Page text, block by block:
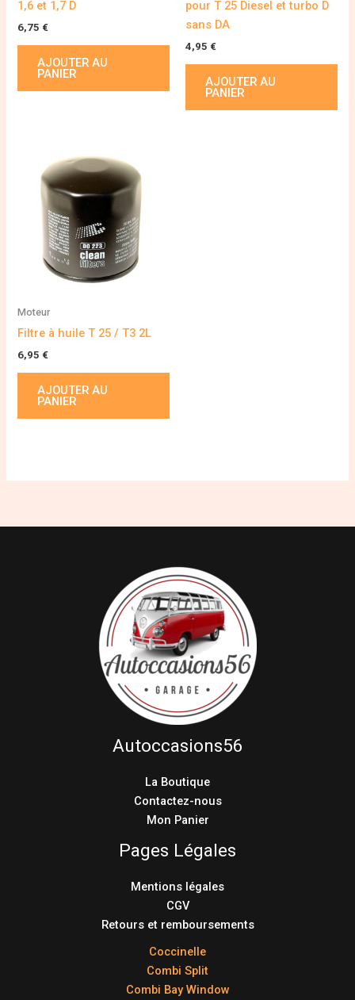
1,6 et 1,7 D
6,75 €
AJOUTER AU
PANIER
pour T 25 Diesel et turbo D
sans DA
4,95 €
AJOUTER AU
PANIER
Moteur
Filtre à huile T 25 / T3 2L
6,95 €
AJOUTER AU
PANIER
Autoccasions56
La Boutique
Contactez-nous
Mon Panier
Pages Légales
Mentions légales
CGV
Retours et remboursements
Coccinelle
Combi Split
Combi Bay Window